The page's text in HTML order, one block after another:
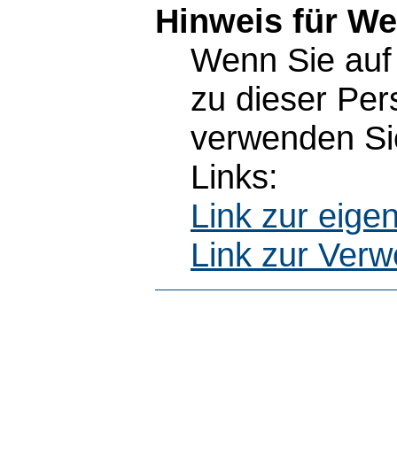
Hinweis für
Wenn Sie
zu dieser
verwenden
Links:
Link zur
Link zur